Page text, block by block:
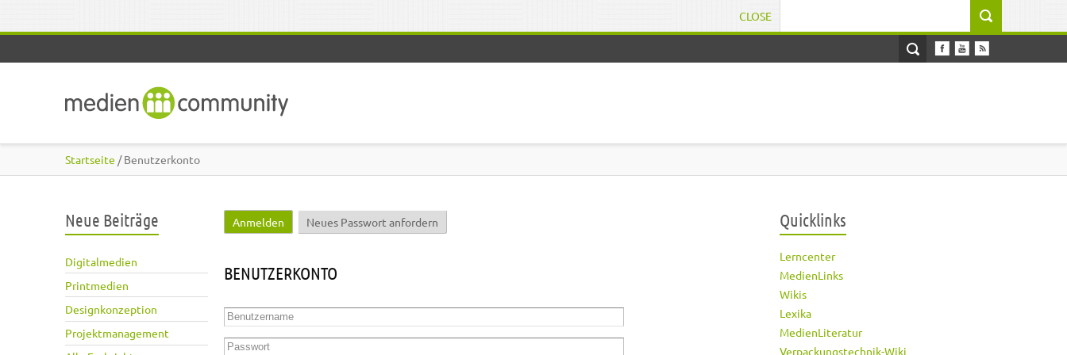
CLOSE
Startseite / Benutzerkonto
Neue Beiträge
Digitalmedien
Printmedien
Designkonzeption
Projektmanagement
Haupt-Reiter
Anmelden (aktiver Reiter)
Neues Passwort anfordern
BENUTZERKONTO
Benutzername
Passwort
Quicklinks
Lerncenter
MedienLinks
Wikis
Lexika
MedienLiteratur
Verpackungstechnik-Wiki